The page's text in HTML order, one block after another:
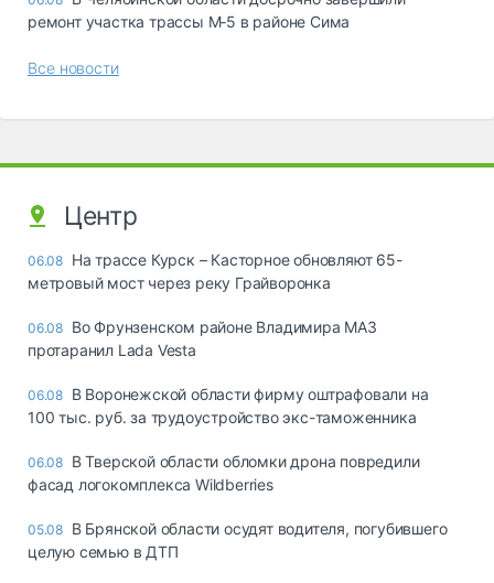
ремонт участка трассы М‑5 в районе Сима
Все новости
Центр
06.08 На трассе Курск – Касторное обновляют 65-
метровый мост через реку Грайворонка
06.08 Во Фрунзенском районе Владимира МАЗ
протаранил Lada Vesta
06.08 В Воронежской области фирму оштрафовали на
100 тыс. руб. за трудоустройство экс-таможенника
06.08 В Тверской области обломки дрона повредили
фасад логокомплекса Wildberries
05.08 В Брянской области осудят водителя, погубившего
целую семью в ДТП